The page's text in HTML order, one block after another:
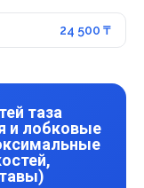
24 500 ₸
таза
и лобковые